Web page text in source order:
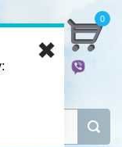
8053
0
EMM
✖